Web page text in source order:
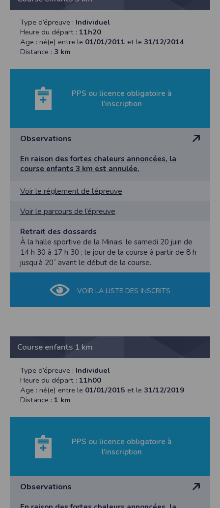
Type d’épreuve : Individuel
Heure du départ : 11h20
Age : né(e) entre le 01/01/2011 et le 31/12/2014
Distance : 3 km
PPS ou licence obligatoire à
l’inscription
Observations
En raison des fortes chaleurs annoncées, la
course enfants 3 km est annulée.
Voir le réglement de l’épreuve
Voir le parcours de l’épreuve
Retrait des dossards
À la halle sportive de la Minais, le samedi 20 juin de
14 h 30 à 17 h 30 ; le jour de la course à partir de 8 h
jusqu’à 20´ avant le début de la course.
VOIR LA LISTE DES INSCRITS
Course enfants 1 km
Type d’épreuve : Individuel
Heure du départ : 11h00
Age : né(e) entre le 01/01/2015 et le 31/12/2019
Distance : 1 km
PPS ou licence obligatoire à
l’inscription
Observations